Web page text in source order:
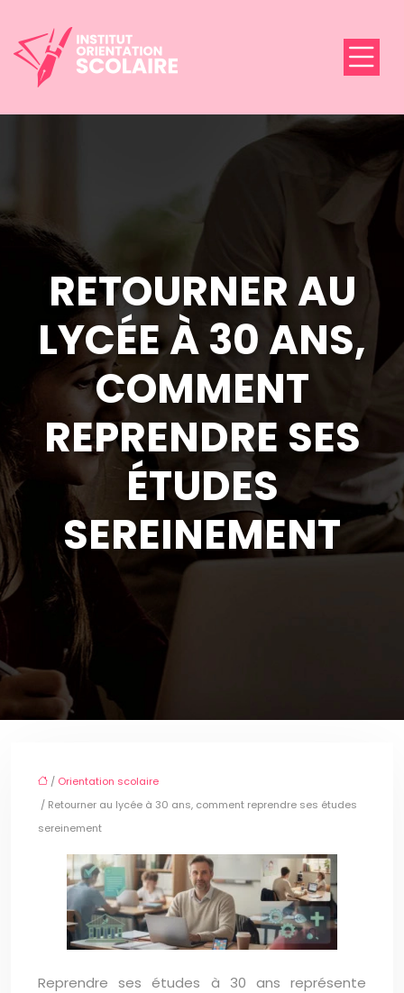
RETOURNER AU
LYCÉE À 30 ANS,
COMMENT
REPRENDRE SES
ÉTUDES
SEREINEMENT
/ Orientation scolaire
/ Retourner au lycée à 30 ans, comment reprendre ses études
sereinement
Reprendre ses études à 30 ans représente